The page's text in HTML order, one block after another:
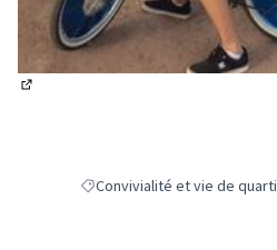
Filtrer les résultats de la
Convivialité et vie de